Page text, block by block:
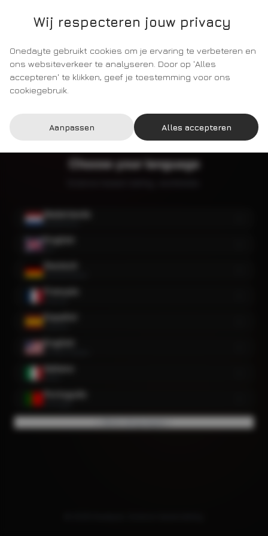
Onedayte
Choose your language
Nederlands
Nederland
Deutsch
Français
France
Español
España
English
United States
Italiano
Italia
Português
Portugal
+ More languages
Wij respecteren jouw privacy
Onedayte gebruikt cookies om je ervaring te verbeteren en
ons websiteverkeer te analyseren. Door op 'Alles
accepteren' te klikken, geef je toestemming voor ons
cookiegebruik.
Aanpassen Alles accepteren